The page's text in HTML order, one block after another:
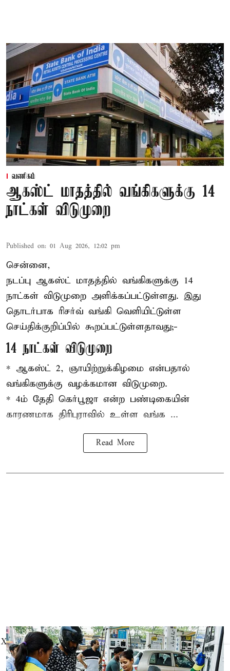
வணிகம்
ஆகஸ்ட் மாதத்தில் வங்கிகளுக்கு 14
நாட்கள் விடுமுறை
Published on: 01 Aug 2026, 12:02 pm
சென்னை,
நடப்பு ஆகஸ்ட் மாதத்தில் வங்கிகளுக்கு 14
நாட்கள் விடுமுறை அளிக்கப்பட்டுள்ளது. இது
தொடர்பாக ரிசர்வ் வங்கி வெளியிட்டுள்ள
செய்திக்குறிப்பில் கூறப்பட்டுள்ளதாவது;-
14 நாட்கள் விடுமுறை
* ஆகஸ்ட் 2, ஞாயிற்றுக்கிழமை என்பதால்
வங்கிகளுக்கு வழக்கமான விடுமுறை.
* 4ம் தேதி கெர்பூஜா என்ற பண்டிகையின்
காரணமாக திரிபுராவில் உள்ள வங்க ...
Read More
X